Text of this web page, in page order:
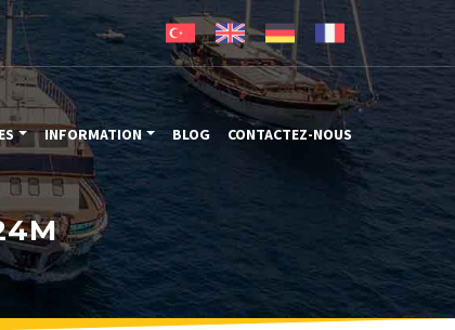
INFORMATION BLOG CONTACTEZ-NOUS